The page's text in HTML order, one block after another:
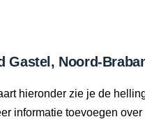
Gastel, Noord-
hieronder zie je de
informatie toevoegen over